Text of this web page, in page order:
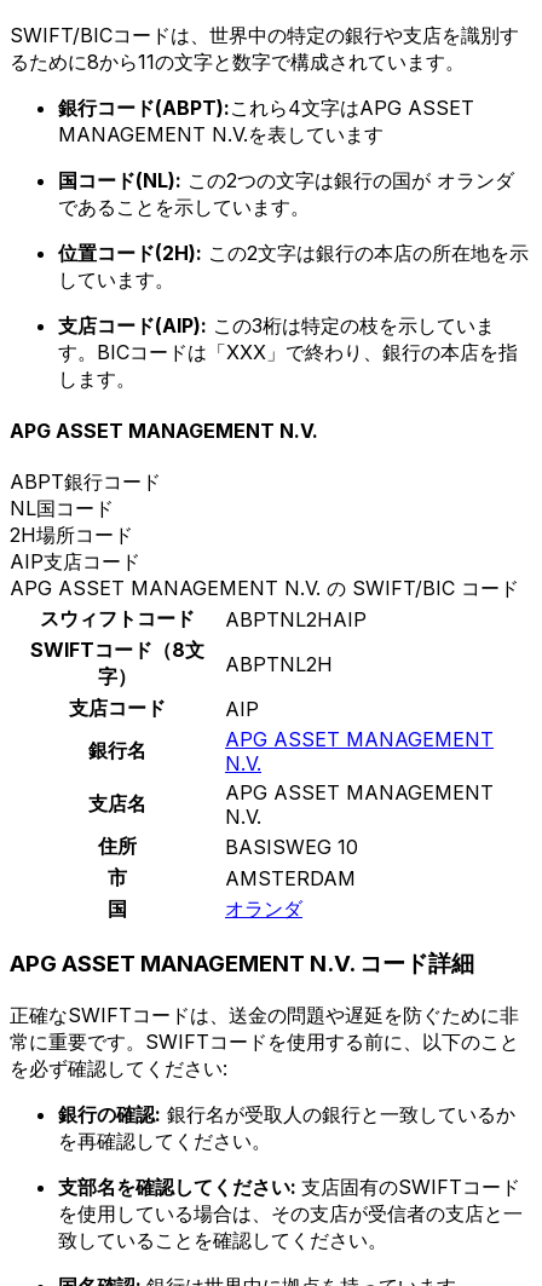
SWIFT/BICコードは、世界中の特定の銀行や支店を識別す
るために8から11の文字と数字で構成されています。
銀行コード(ABPT):これら4文字はAPG ASSET
MANAGEMENT N.V.を表しています
国コード(NL): この2つの文字は銀行の国が オランダ
であることを示しています。
位置コード(2H): この2文字は銀行の本店の所在地を示
しています。
支店コード(AIP): この3桁は特定の枝を示していま
す。BICコードは「XXX」で終わり、銀行の本店を指
します。
APG ASSET MANAGEMENT N.V.
ABPT銀行コード
NL国コード
2H場所コード
AIP支店コード
APG ASSET MANAGEMENT N.V. の SWIFT/BIC コード
スウィフトコード
ABPTNL2HAIP
SWIFTコード（8文
字）
ABPTNL2H
支店コード
AIP
銀行名
APG ASSET MANAGEMENT
N.V.
支店名
APG ASSET MANAGEMENT
N.V.
住所
BASISWEG 10
市
AMSTERDAM
国
オランダ
APG ASSET MANAGEMENT N.V. コード詳細
正確なSWIFTコードは、送金の問題や遅延を防ぐために非
常に重要です。SWIFTコードを使用する前に、以下のこと
を必ず確認してください:
銀行の確認: 銀行名が受取人の銀行と一致しているか
を再確認してください。
支部名を確認してください: 支店固有のSWIFTコード
を使用している場合は、その支店が受信者の支店と一
致していることを確認してください。